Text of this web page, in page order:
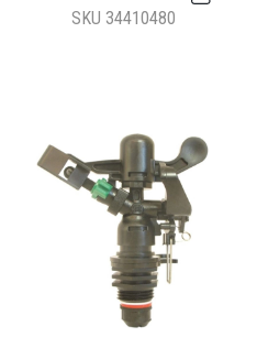
SKU 34410480